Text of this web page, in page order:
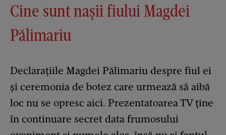
Cine sunt nașii fiului Magdei
Pălimariu
Declarațiile Magdei Pălimariu despre fiul ei
și ceremonia de botez care urmează să aibă
loc nu se opresc aici. Prezentatoarea TV ține
în continuare secret data frumosului